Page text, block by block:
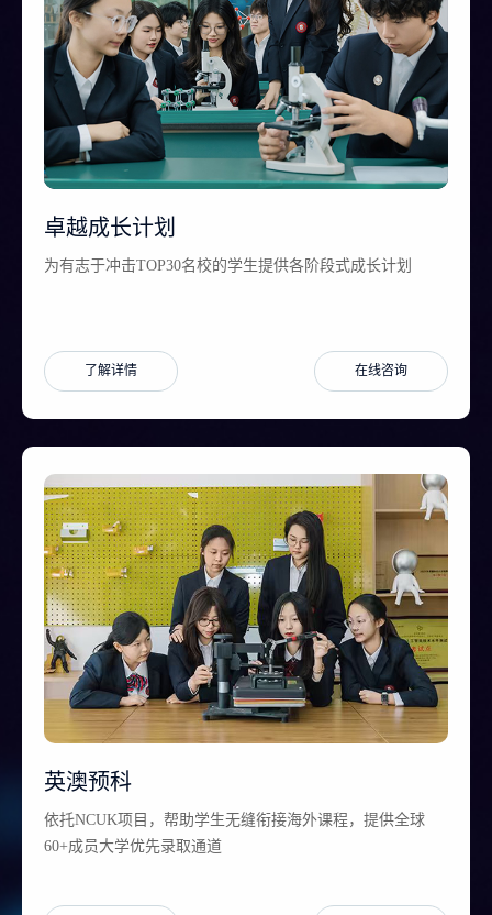
卓越成长计划
为有志于冲击TOP30名校的学生提供各阶段式成长计划
了解详情 在线咨询
英澳预科
依托NCUK项目，帮助学生无缝衔接海外课程，提供全球
60+成员大学优先录取通道